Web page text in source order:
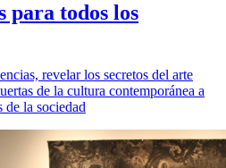
para todos los
revelar los secretos del arte
de la cultura contemporánea a
de la sociedad